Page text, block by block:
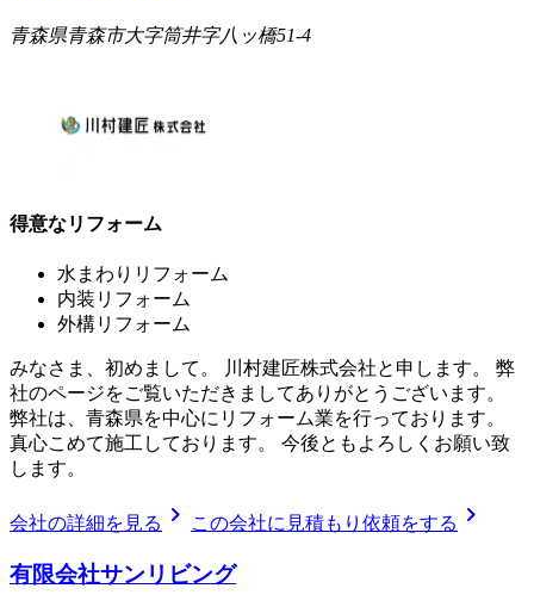
青森県青森市大字筒井字八ッ橋51-4
得意なリフォーム
水まわりリフォーム
内装リフォーム
外構リフォーム
みなさま、初めまして。 川村建匠株式会社と申します。 弊
社のページをご覧いただきましてありがとうございます。
弊社は、青森県を中心にリフォーム業を行っております。
真心こめて施工しております。 今後ともよろしくお願い致
します。
会社の詳細を見る chevron_right この会社に見積もり依頼をする chevron_right
有限会社サンリビング